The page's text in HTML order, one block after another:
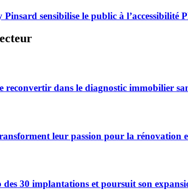
sensibilise le public à l’accessibilité
reconvertir dans le diagnostic immobilier
leur passion pour la rénovation
30 implantations et poursuit son